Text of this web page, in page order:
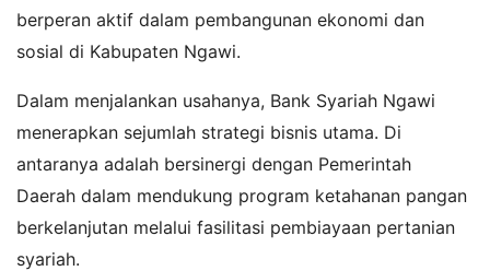
berperan aktif dalam pembangunan ekonomi dan
sosial di Kabupaten Ngawi.
Dalam menjalankan usahanya, Bank Syariah Ngawi
menerapkan sejumlah strategi bisnis utama. Di
antaranya adalah bersinergi dengan Pemerintah
Daerah dalam mendukung program ketahanan pangan
berkelanjutan melalui fasilitasi pembiayaan pertanian
syariah.